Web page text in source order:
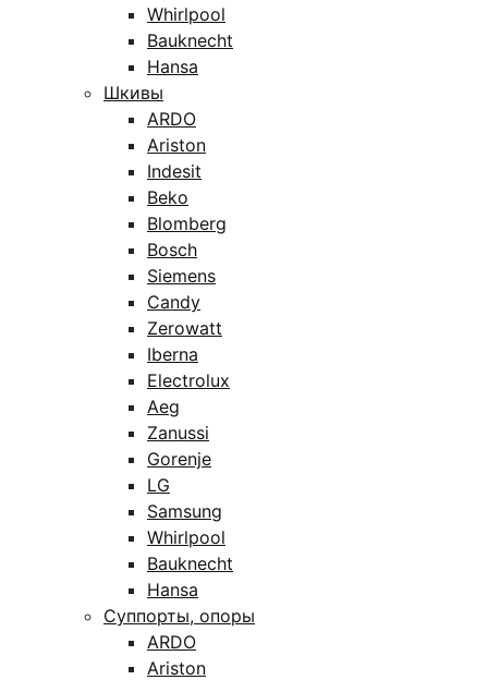
Whirlpool
Bauknecht
Hansa
Шкивы
ARDO
Ariston
Indesit
Beko
Blomberg
Bosch
Siemens
Candy
Zerowatt
Iberna
Electrolux
Aeg
Zanussi
Gorenje
LG
Samsung
Whirlpool
Bauknecht
Hansa
Суппорты, опоры
ARDO
Ariston